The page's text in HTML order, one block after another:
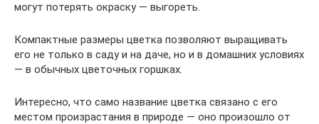
могут потерять окраску — выгореть.
Компактные размеры цветка позволяют выращивать
его не только в саду и на даче, но и в домашних условиях
— в обычных цветочных горшках.
Интересно, что само название цветка связано с его
местом произрастания в природе — оно произошло от